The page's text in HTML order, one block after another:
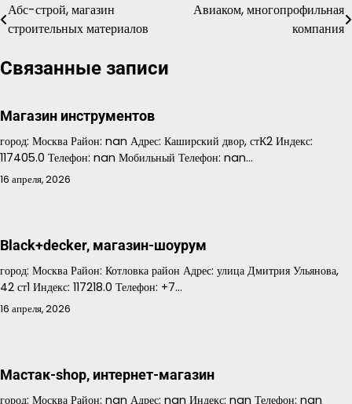
Навигация
по
записям
Абс-строй, магазин
строительных материалов
Авиаком, многопрофильная
компания
Связанные записи
Магазин инструментов
город: Москва Район: nan Адрес: Каширский двор, стК2 Индекс:
117405.0 Телефон: nan Мобильный Телефон: nan…
16 апреля, 2026
Black+decker, магазин-шоурум
город: Москва Район: Котловка район Адрес: улица Дмитрия Ульянова,
42 ст1 Индекс: 117218.0 Телефон: +7…
16 апреля, 2026
Мастак-shop, интернет-магазин
город: Москва Район: nan Адрес: nan Индекс: nan Телефон: nan